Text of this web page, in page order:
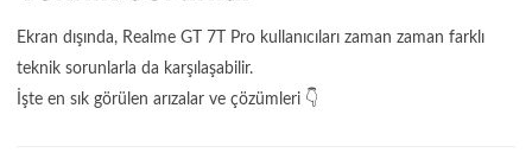
Ekran dışında, Realme GT 7T Pro kullanıcıları zaman zaman farklı
teknik sorunlarla da karşılaşabilir.
İşte en sık görülen arızalar ve çözümleri 👇